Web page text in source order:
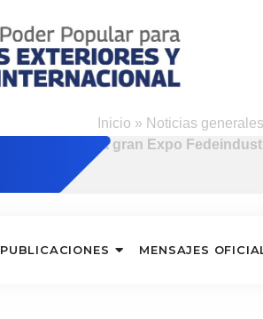
Inicio » Noticias generales
la gran Expo
PUBLICACIONES MENSAJES